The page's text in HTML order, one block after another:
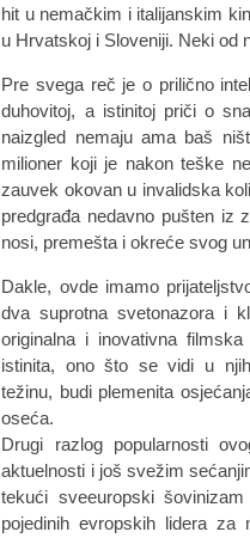
hit u nemačkim i italijanskim
u Hrvatskoj i Sloveniji. Neki od
Pre svega reč je o prilično
duhovitoj, a istinitoj priči o
naizgled nemaju ama baš
milioner koji je nakon teške
zauvek okovan u invalidska
predgrađa nedavno pušten iz
nosi, premešta i okreće svog
Dakle, ovde imamo
dva suprotna svetonazora i
originalna i inovativna
istinita, ono što se vidi u
težinu, budi plemenita
oseća.
Drugi razlog popularnosti
aktuelnosti i još svežim
tekući sveeuropski
pojedinih evropskih lidera za